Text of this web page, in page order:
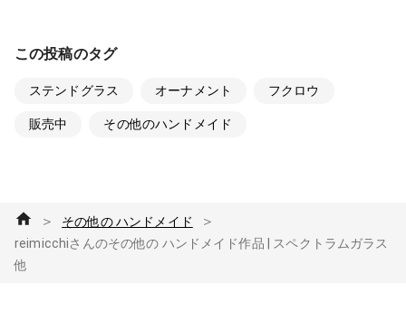
この投稿のタグ
ステンドグラス オーナメント フクロウ
販売中 その他のハンドメイド
＞ その他の ハンドメイド ＞
reimicchiさんのその他の ハンドメイド作品 | スペクトラムガラス
他